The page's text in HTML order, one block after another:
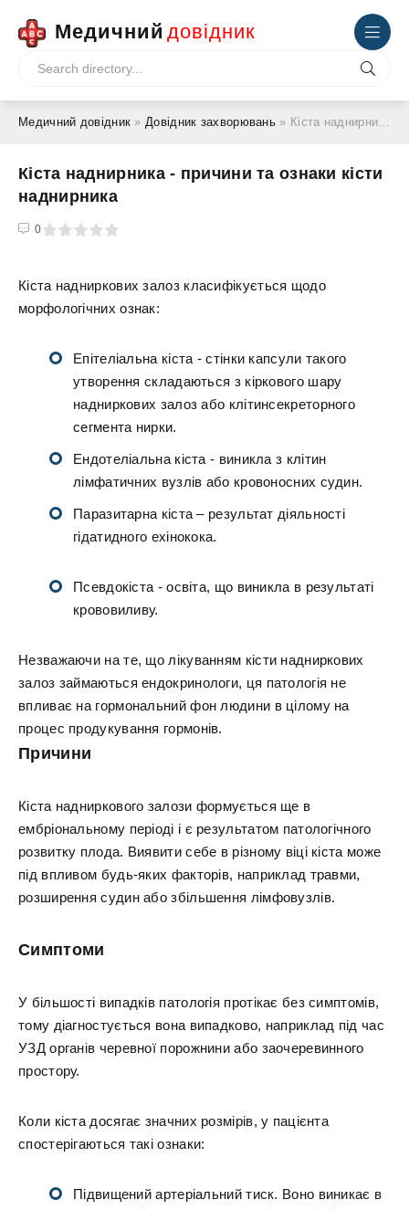
Медичний довідник
Медичний довідник »Довідник захворювань » Кіста наднирника - причини та ознаки кісти наднирника
Кіста наднирника - причини та ознаки кісти
наднирника
0
5
Кіста надниркових залоз класифікується щодо
морфологічних ознак:
Епітеліальна кіста - стінки капсули такого
утворення складаються з кіркового шару
надниркових залоз або клітинсекреторного
сегмента нирки.
Ендотеліальна кіста - виникла з клітин
лімфатичних вузлів або кровоносних судин.
Паразитарна кіста – результат діяльності
гідатидного ехінокока.
Псевдокіста - освіта, що виникла в результаті
крововиливу.
Незважаючи на те, що лікуванням кісти надниркових
залоз займаються ендокринологи, ця патологія не
впливає на гормональний фон людини в цілому на
процес продукування гормонів.
Причини
Кіста надниркового залози формується ще в
ембріональному періоді і є результатом патологічного
розвитку плода. Виявити себе в різному віці кіста може
під впливом будь-яких факторів, наприклад травми,
розширення судин або збільшення лімфовузлів.
Симптоми
У більшості випадків патологія протікає без симптомів,
тому діагностується вона випадково, наприклад під час
УЗД органів черевної порожнини або заочеревинного
простору.
Коли кіста досягає значних розмірів, у пацієнта
спостерігаються такі ознаки:
Підвищений артеріальний тиск. Воно виникає в